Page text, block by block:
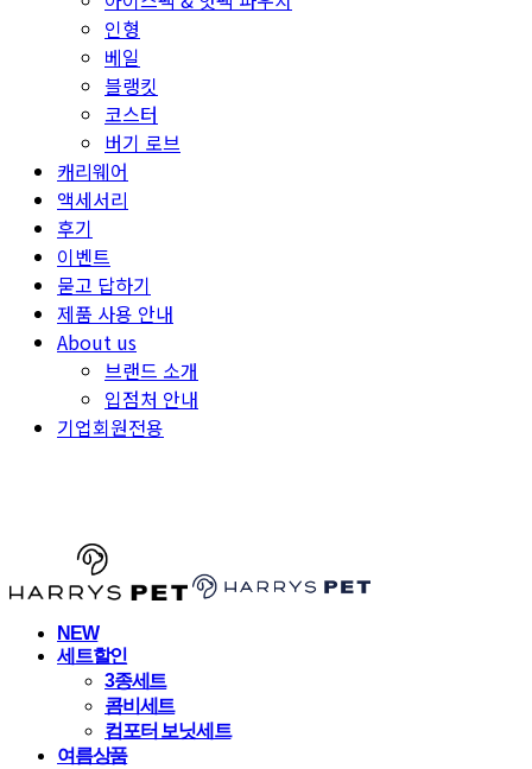
인형
베일
블랭킷
코스터
버기 로브
캐리웨어
액세서리
후기
이벤트
묻고 답하기
제품 사용 안내
About us
브랜드 소개
입점처 안내
기업회원전용
NEW
세트할인
3종세트
콤비세트
컴포터 보닛세트
여름상품